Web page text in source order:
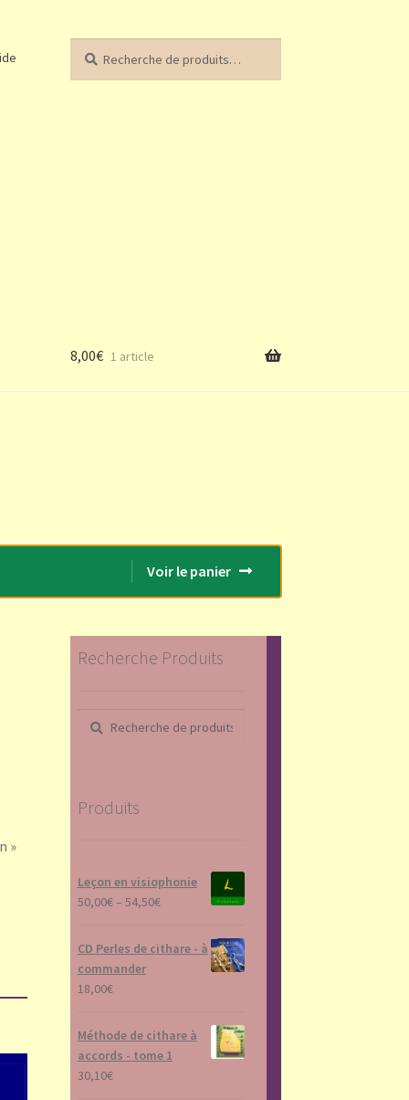
pour :
8,00€ 1 article
Voir le panier
»
Recherche Produits
Recherche
pour :
Recherche
Produits
Leçon en visiophonie
50,00€– 54,50€
CD Perles de cithare - à
commander
18,00€
Méthode de cithare à
accords - tome 1
30,10€